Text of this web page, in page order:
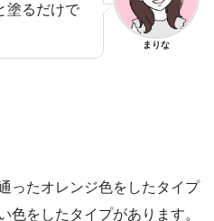
塗るだけで
まりな
ったオレンジ色をしたタイプ
色をしたタイプがあります。